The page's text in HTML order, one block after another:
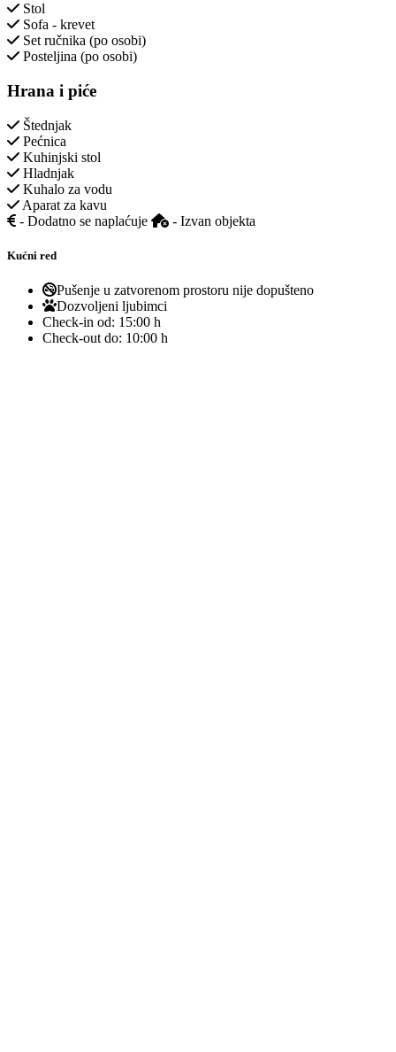
Stol
Sofa - krevet
Set ručnika (po osobi)
Posteljina (po osobi)
Hrana i piće
Štednjak
Pećnica
Kuhinjski stol
Hladnjak
Kuhalo za vodu
Aparat za kavu
- Dodatno se naplaćuje
- Izvan objekta
Kućni red
Pušenje u zatvorenom prostoru nije dopušteno
Dozvoljeni ljubimci
Check-in od: 15:00 h
Check-out do: 10:00 h